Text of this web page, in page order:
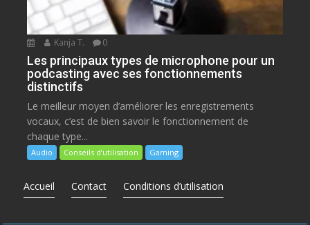
Kanja T. 0
Les principaux types de microphone pour un
podcasting avec ses fonctionnements
distinctifs
Le meilleur moyen d’améliorer les enregistrements
vocaux, c’est de bien savoir le fonctionnement de
chaque type...
Audio Conseils d’utilisation Gaming
Accueil Contact Conditions d’utilisation